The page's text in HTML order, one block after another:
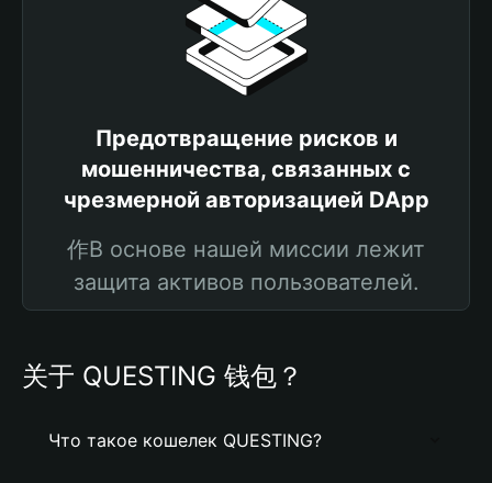
Предотвращение рисков и
мошенничества, связанных с
чрезмерной авторизацией DApp
作В основе нашей миссии лежит
защита активов пользователей.
关于 QUESTING 钱包？
Что такое кошелек QUESTING?